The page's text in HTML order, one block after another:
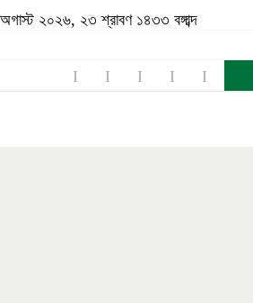
২০২৬, ২৩ শ্রাবণ ১৪৩৩ বঙ্গাব্দ